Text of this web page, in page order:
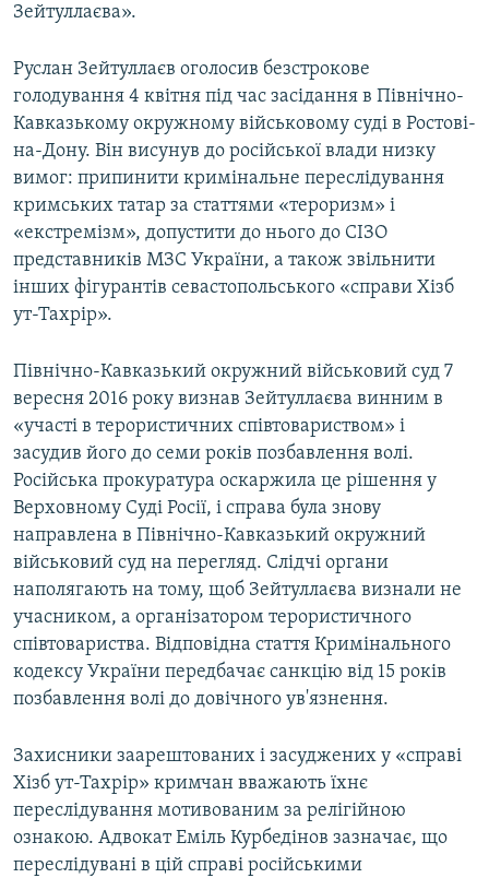
Зейтуллаєва».
Руслан Зейтуллаєв оголосив безстрокове
голодування 4 квітня під час засідання в Північно-
Кавказькому окружному військовому суді в Ростові-
на-Дону. Він висунув до російської влади низку
вимог: припинити кримінальне переслідування
кримських татар за статтями «тероризм» і
«екстремізм», допустити до нього до СІЗО
представників МЗС України, а також звільнити
інших фігурантів севастопольського «справи Хізб
ут-Тахрір».
Північно-Кавказький окружний військовий суд 7
вересня 2016 року визнав Зейтуллаєва винним в
«участі в терористичних співтовариством» і
засудив його до семи років позбавлення волі.
Російська прокуратура оскаржила це рішення у
Верховному Суді Росії, і справа була знову
направлена в Північно-Кавказький окружний
військовий суд на перегляд. Слідчі органи
наполягають на тому, щоб Зейтуллаєва визнали не
учасником, а організатором терористичного
співтовариства. Відповідна стаття Кримінального
кодексу України передбачає санкцію від 15 років
позбавлення волі до довічного ув'язнення.
Захисники заарештованих і засуджених у «справі
Хізб ут-Тахрір» кримчан вважають їхнє
переслідування мотивованим за релігійною
ознакою. Адвокат Еміль Курбедінов зазначає, що
переслідувані в цій справі російськими